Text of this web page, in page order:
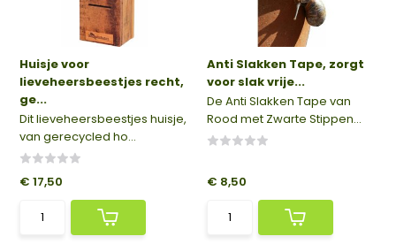
Huisje voor
lieveheersbeestjes recht,
ge...
Dit lieveheersbeestjes huisje,
van gerecycled ho...
€ 17,50
Anti Slakken Tape, zorgt
voor slak vrije...
De Anti Slakken Tape van
Rood met Zwarte Stippen...
€ 8,50